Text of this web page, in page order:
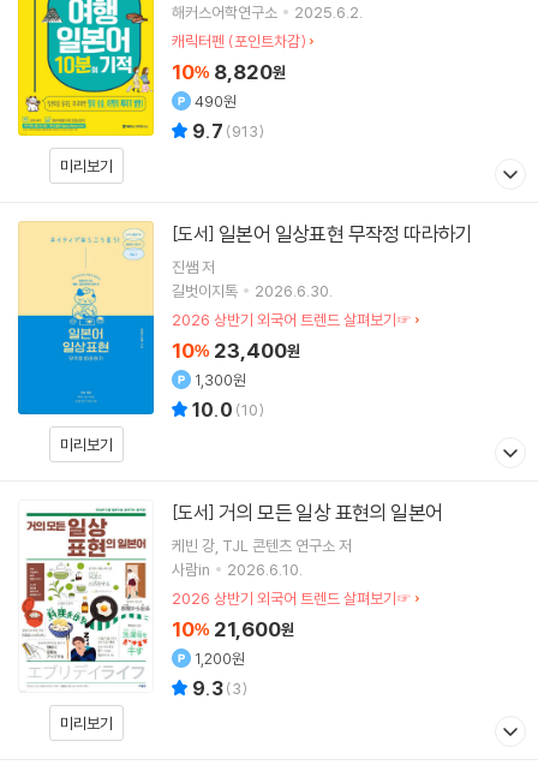
미리보기
해커스어학연구소
2025.6.2.
캐릭터펜 (포인트차감)
10% 8,820원
490원
9.7 (913)
미리보기
[도서] 일본어 일상표현 무작정 따라하기
진쌤저
길벗이지톡
2026.6.30.
2026 상반기 외국어 트렌드 살펴보기☞
10% 23,400원
1,300원
10.0 (10)
미리보기
[도서] 거의 모든 일상 표현의 일본어
케빈 강 TJL 콘텐츠 연구소 저
사람in
2026.6.10.
2026 상반기 외국어 트렌드 살펴보기☞
10% 21,600원
1,200원
9.3(3)